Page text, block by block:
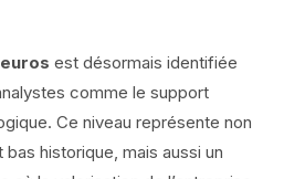
est désormais identifiée
comme le support
Ce niveau représente non
historique, mais aussi un